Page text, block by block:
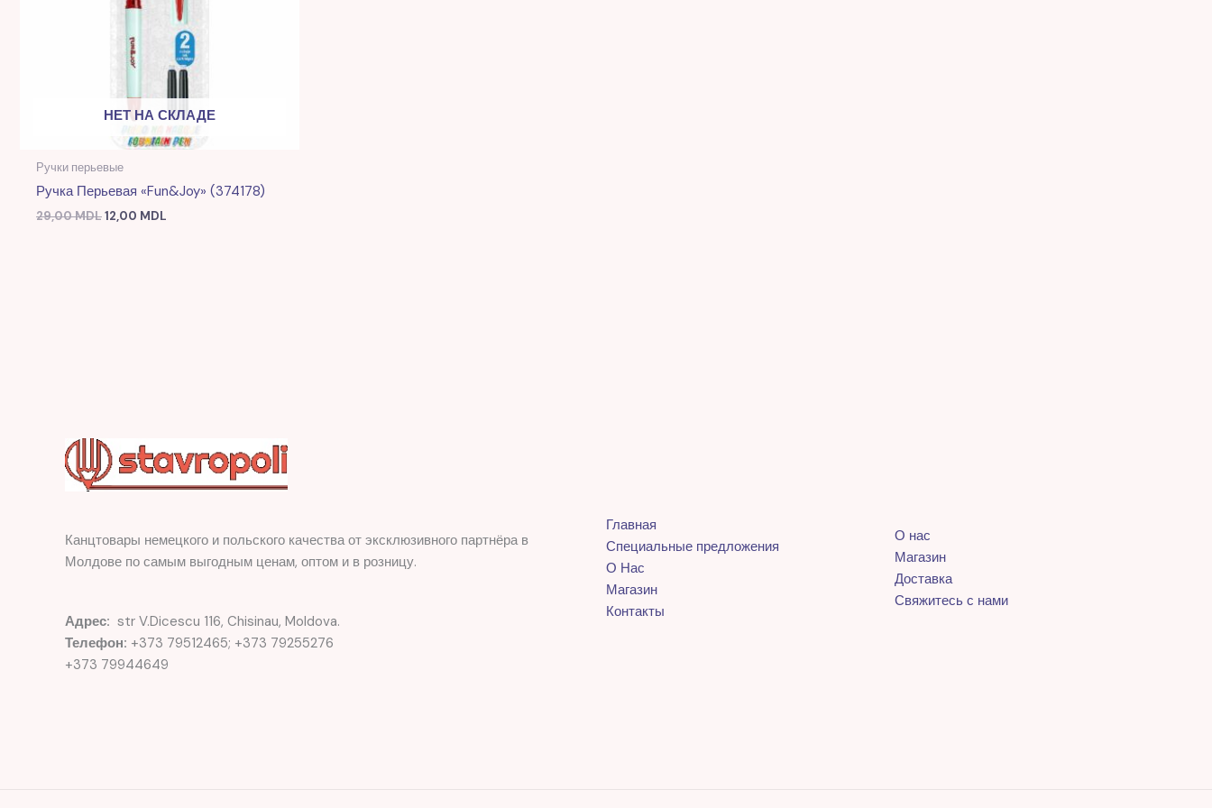
НЕТ НА СКЛАДЕ
Ручки перьевые
Ручка Перьевая «Fun&Joy» (374178)
29,00MDL12,00 MDL
Канцтовары немецкого и польского качества от эксклюзивного партнёра в
Молдове по самым выгодным ценам, оптом и в розницу.
Адрес: str V.Dicescu 116, Chisinau, Moldova.
Телефон: +373 79512465; +373 79255276
+373 79944649
Главная
Специальные предложения
О Нас
Магазин
Контакты
О нас
Магазин
Доставка
Свяжитесь с нами